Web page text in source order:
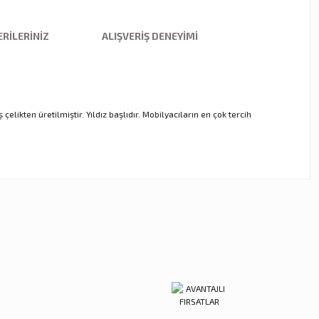
ALIŞVERIŞ DENEYIMI
üretilmiştir. Yıldız başlıdır. Mobilyacıların en çok tercih